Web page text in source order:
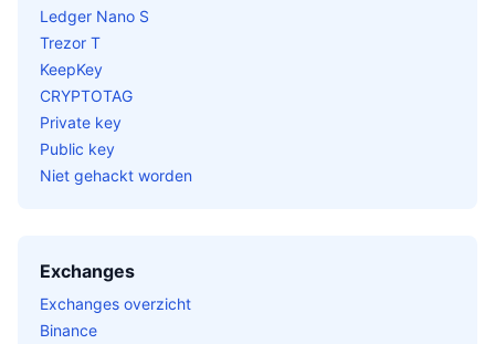
Ledger Nano S
Trezor T
KeepKey
CRYPTOTAG
Private key
Public key
Niet gehackt worden
Exchanges
Exchanges overzicht
Binance